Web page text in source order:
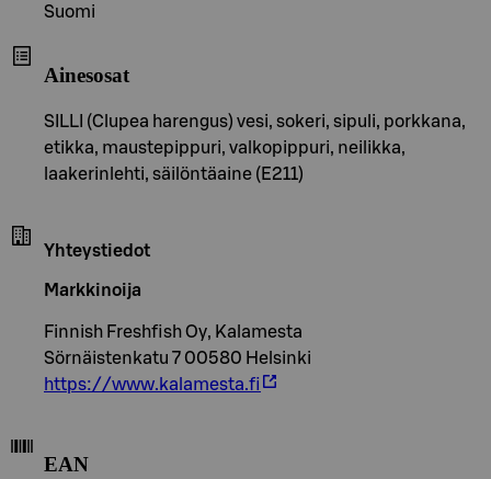
Suomi
Ainesosat
SILLI (Clupea harengus) vesi, sokeri, sipuli, porkkana,
etikka, maustepippuri, valkopippuri, neilikka,
laakerinlehti, säilöntäaine (E211)
Yhteystiedot
Markkinoija
Finnish Freshfish Oy, Kalamesta
Sörnäistenkatu 7 00580 Helsinki
https://www.kalamesta.fi
EAN